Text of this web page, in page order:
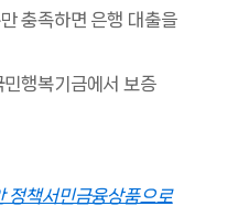
충족하면 은행 대출을
행복기금에서 보증
정책서민금융상품으로